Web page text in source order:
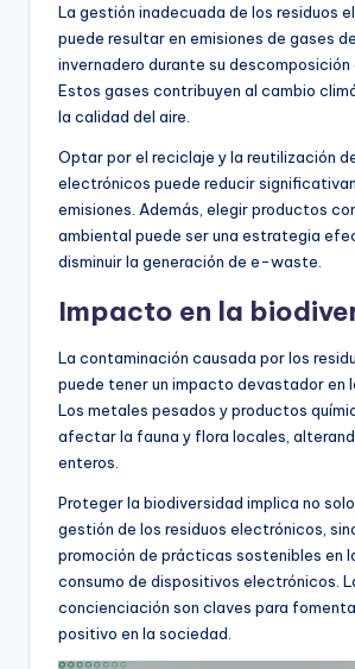
La gestión inadecuada de los residuos
puede resultar en emisiones de gases
invernadero durante su descomposición
Estos gases contribuyen al cambio
la calidad del aire.
Optar por el reciclaje y la reutilización
electrónicos puede reducir
emisiones. Además, elegir productos
ambiental puede ser una estrategia
disminuir la generación de e-waste.
Impacto en la
La contaminación causada por los
puede tener un impacto devastador en
Los metales pesados y productos
afectar la fauna y flora locales,
enteros.
Proteger la biodiversidad implica no
gestión de los residuos electrónicos,
promoción de prácticas sostenibles en
consumo de dispositivos electrónicos.
concienciación son claves para
positivo en la sociedad.